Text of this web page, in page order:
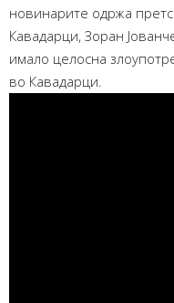
новинарите одржа
Кавадарци, Зоран
имало целосна
во Кавадарци.